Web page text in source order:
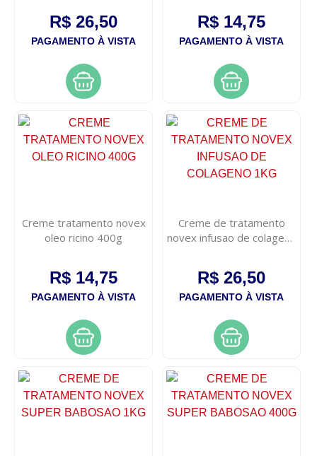
R$ 26,50
PAGAMENTO À VISTA
R$ 14,75
PAGAMENTO À VISTA
Creme tratamento novex
oleo ricino 400g
R$ 14,75
PAGAMENTO À VISTA
Creme de tratamento
novex infusao de colageno
R$ 26,50
PAGAMENTO À VISTA